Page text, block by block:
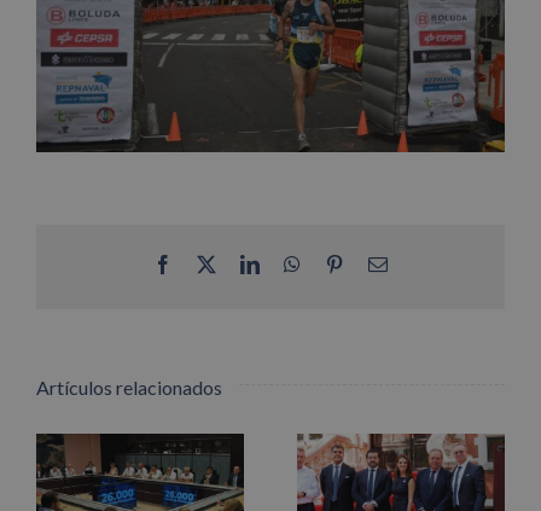
Facebook LinkedInWhatsApp
PinterestCorreo
Artículos relacionados